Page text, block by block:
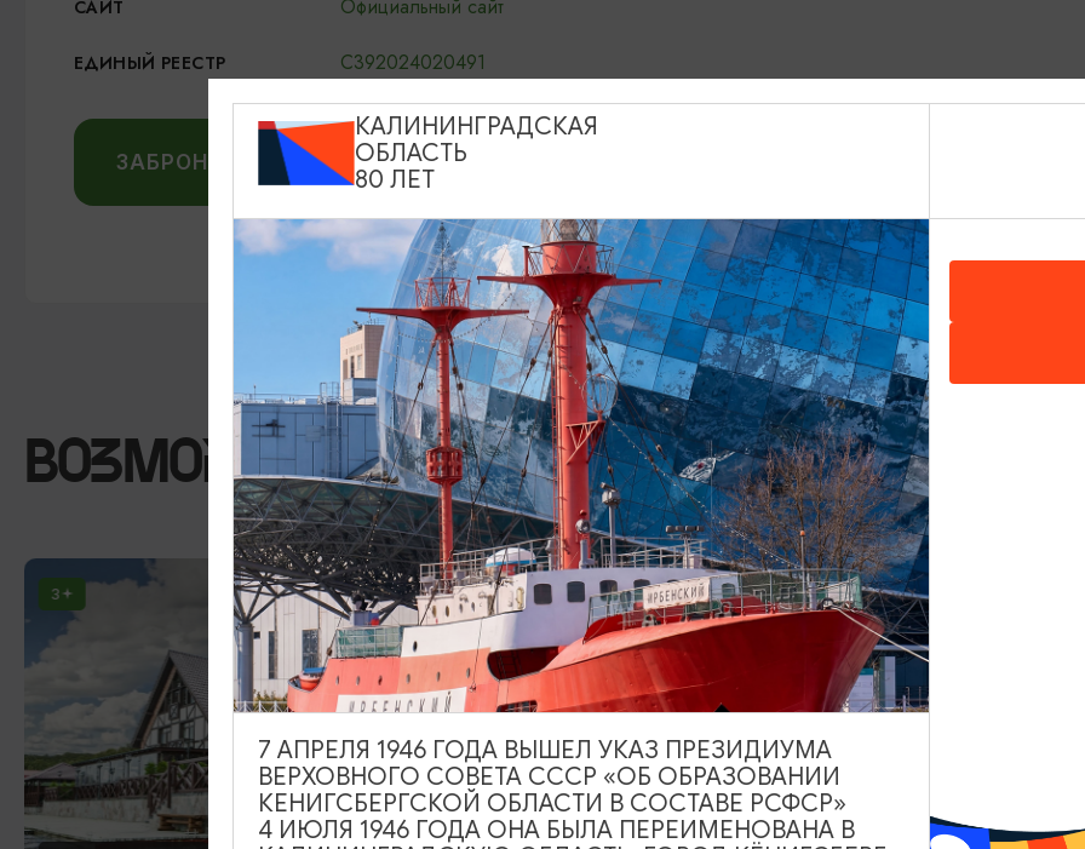
САЙТ Официальный сайт
ЕДИНЫЙ РЕЕСТР С392024020491
ЗАБРОНИРОВАТЬ НА OSTROVOK.RU
ВОЗМОЖНО ВАС ЗАИНТЕРЕСУЕТ
3
КАЛИНИНГРАДСКАЯ
ОБЛАСТЬ
80 ЛЕТ
7 АПРЕЛЯ 1946 ГОДА ВЫШЕЛ УКАЗ ПРЕЗИДИУМА
ВЕРХОВНОГО СОВЕТА СССР «ОБ ОБРАЗОВАНИИ
КЕНИГСБЕРГСКОЙ ОБЛАСТИ В СОСТАВЕ РСФСР»
4 ИЮЛЯ 1946 ГОДА ОНА БЫЛА ПЕРЕИМЕНОВАНА В